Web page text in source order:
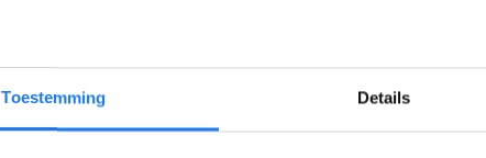
Toestemming Details
Iemand
Het is alsof die